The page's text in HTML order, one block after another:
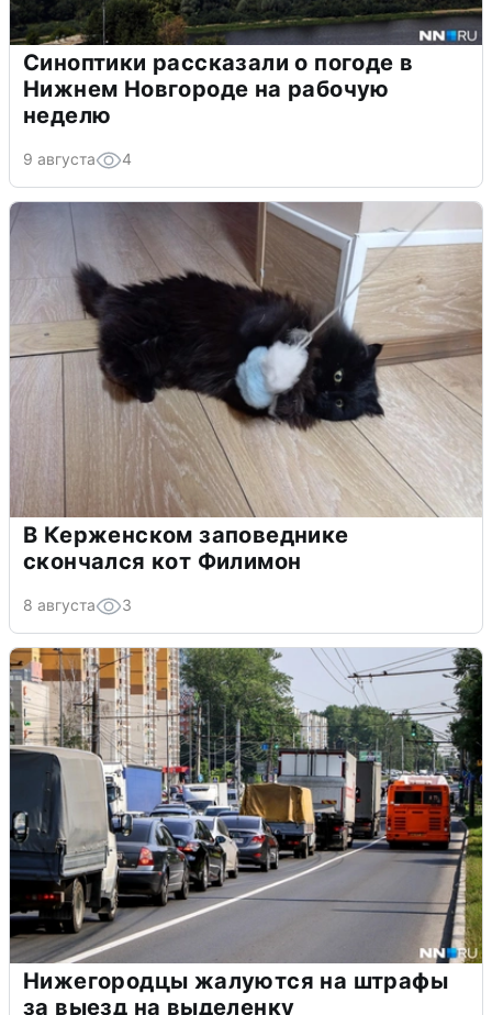
Синоптики рассказали о погоде в
Нижнем Новгороде на рабочую
неделю
9 августа 4
В Керженском заповеднике
скончался кот Филимон
8 августа 3
Нижегородцы жалуются на штрафы
за выезд на выделенку